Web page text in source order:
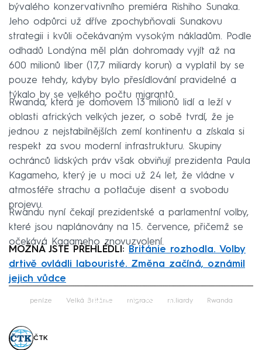
bývalého konzervativního premiéra Rishiho Sunaka.
Jeho odpůrci už dříve zpochybňovali Sunakovu
strategii i kvůli očekávaným vysokým nákladům. Podle
odhadů Londýna měl plán dohromady vyjít až na
600 milionů liber (17,7 miliardy korun) a vyplatil by se
pouze tehdy, kdyby bylo přesídlování pravidelné a
týkalo by se velkého počtu migrantů.
Rwanda, která je domovem 13 milionů lidí a leží v
oblasti afrických velkých jezer, o sobě tvrdí, že je
jednou z nejstabilnějších zemí kontinentu a získala si
respekt za svou moderní infrastrukturu. Skupiny
ochránců lidských práv však obviňují prezidenta Paula
Kagameho, který je u moci už 24 let, že vládne v
atmosféře strachu a potlačuje disent a svobodu
projevu.
Rwandu nyní čekají prezidentské a parlamentní volby,
které jsou naplánovány na 15. července, přičemž se
očekává Kagameho znovuzvolení.
MOŽNÁ JSTE PŘEHLÉDLI:
Británie rozhodla. Volby
drtivě ovládli labouristé. Změna začíná, oznámil
jejich vůdce
Failed to fetch
peníze Velká Británie migrace miliardy Rwanda
ČTK